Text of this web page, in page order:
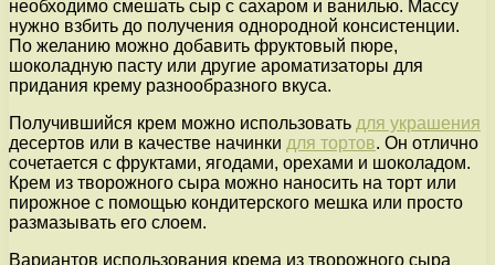
необходимо смешать сыр с сахаром и ванилью. Массу
нужно взбить до получения однородной консистенции.
По желанию можно добавить фруктовый пюре,
шоколадную пасту или другие ароматизаторы для
придания крему разнообразного вкуса.
Получившийся крем можно использовать для украшения
десертов или в качестве начинки для тортов. Он отлично
сочетается с фруктами, ягодами, орехами и шоколадом.
Крем из творожного сыра можно наносить на торт или
пирожное с помощью кондитерского мешка или просто
размазывать его слоем.
Вариантов использования крема из творожного сыра